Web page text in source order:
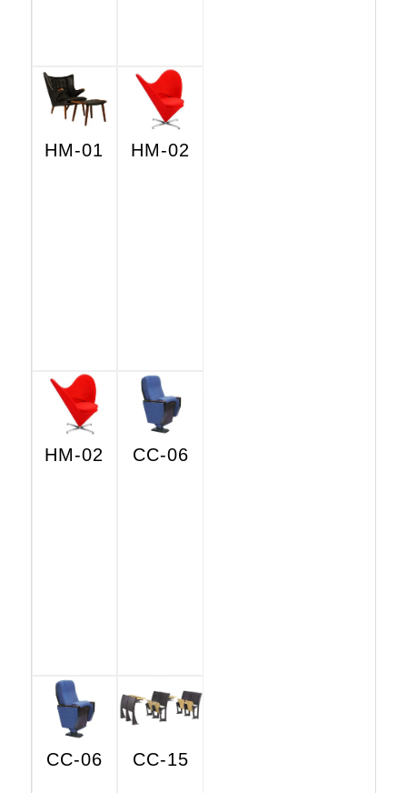
HM-01 HM-02
HM-02 CC-06
CC-06 CC-15